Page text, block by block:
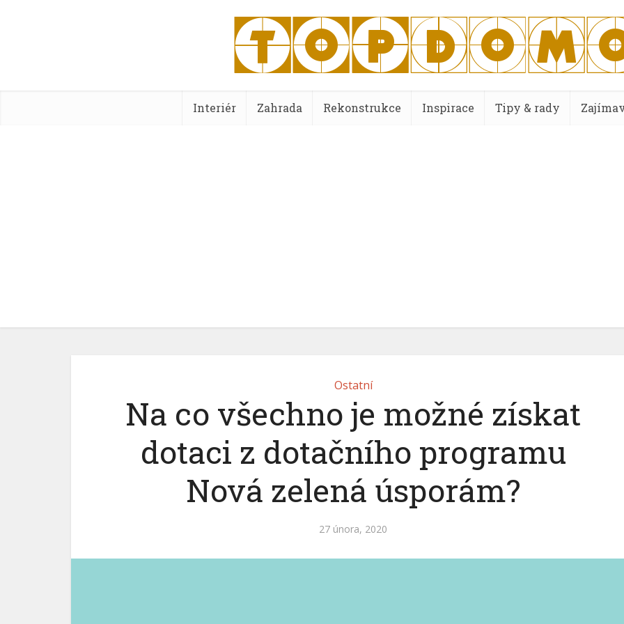
Interiér Zahrada Rekonstrukce Inspirace Tipy & rady
Ostatní
Na co všechno je možné získat
dotaci z dotačního programu
Nová zelená úsporám?
27 února, 2020